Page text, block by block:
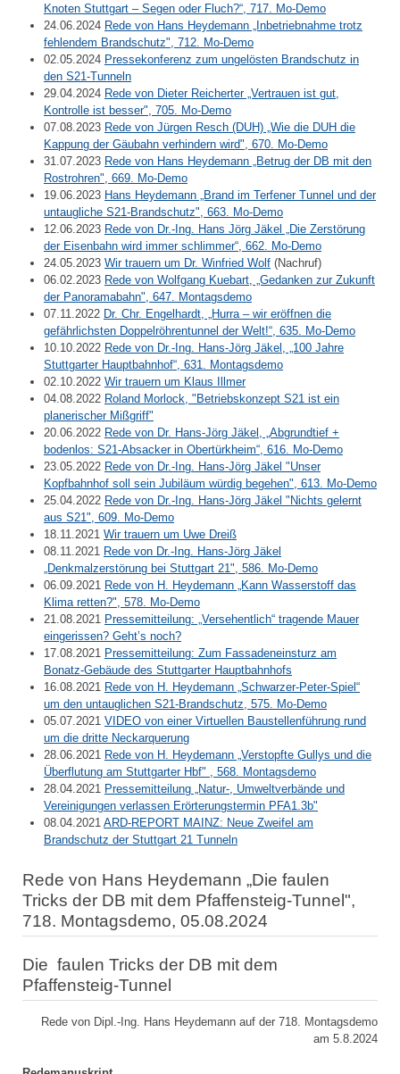
Knoten Stuttgart – Segen oder Fluch?“, 717. Mo-Demo
24.06.2024 Rede von Hans Heydemann „Inbetriebnahme trotz
fehlendem Brandschutz", 712. Mo-Demo
02.05.2024 Pressekonferenz zum ungelösten Brandschutz in
den S21-Tunneln
29.04.2024 Rede von Dieter Reicherter „Vertrauen ist gut,
Kontrolle ist besser", 705. Mo-Demo
07.08.2023 Rede von Jürgen Resch (DUH) „Wie die DUH die
Kappung der Gäubahn verhindern wird", 670. Mo-Demo
31.07.2023 Rede von Hans Heydemann „Betrug der DB mit den
Rostrohren", 669. Mo-Demo
19.06.2023 Hans Heydemann „Brand im Terfener Tunnel und der
untaugliche S21-Brandschutz", 663. Mo-Demo
12.06.2023 Rede von Dr.-Ing. Hans Jörg Jäkel „Die Zerstörung
der Eisenbahn wird immer schlimmer“, 662. Mo-Demo
24.05.2023 Wir trauern um Dr. Winfried Wolf (Nachruf)
06.02.2023 Rede von Wolfgang Kuebart, „Gedanken zur Zukunft
der Panoramabahn", 647. Montagsdemo
07.11.2022 Dr. Chr. Engelhardt, „Hurra – wir eröffnen die
gefährlichsten Doppelröhrentunnel der Welt!“, 635. Mo-Demo
10.10.2022 Rede von Dr.-Ing. Hans-Jörg Jäkel, „100 Jahre
Stuttgarter Hauptbahnhof“, 631. Montagsdemo
02.10.2022 Wir trauern um Klaus Illmer
04.08.2022 Roland Morlock, "Betriebskonzept S21 ist ein
planerischer Mißgriff"
20.06.2022 Rede von Dr. Hans-Jörg Jäkel, „Abgrundtief +
bodenlos: S21-Absacker in Obertürkheim“, 616. Mo-Demo
23.05.2022 Rede von Dr.-Ing. Hans-Jörg Jäkel "Unser
Kopfbahnhof soll sein Jubiläum würdig begehen", 613. Mo-Demo
25.04.2022 Rede von Dr.-Ing. Hans-Jörg Jäkel "Nichts gelernt
aus S21", 609. Mo-Demo
18.11.2021 Wir trauern um Uwe Dreiß
08.11.2021 Rede von Dr.-Ing. Hans-Jörg Jäkel
„Denkmalzerstörung bei Stuttgart 21", 586. Mo-Demo
06.09.2021 Rede von H. Heydemann „Kann Wasserstoff das
Klima retten?", 578. Mo-Demo
21.08.2021 Pressemitteilung: „Versehentlich“ tragende Mauer
eingerissen? Geht’s noch?
17.08.2021 Pressemitteilung: Zum Fassadeneinsturz am
Bonatz-Gebäude des Stuttgarter Hauptbahnhofs
16.08.2021 Rede von H. Heydemann „Schwarzer-Peter-Spiel“
um den untauglichen S21-Brandschutz, 575. Mo-Demo
05.07.2021 VIDEO von einer Virtuellen Baustellenführung rund
um die dritte Neckarquerung
28.06.2021 Rede von H. Heydemann „Verstopfte Gullys und die
Überflutung am Stuttgarter Hbf" , 568. Montagsdemo
28.04.2021 Pressemitteilung „Natur-, Umweltverbände und
Vereinigungen verlassen Erörterungstermin PFA1.3b"
08.04.2021 ARD-REPORT MAINZ: Neue Zweifel am
Brandschutz der Stuttgart 21 Tunneln
Rede von Hans Heydemann „Die faulen
Tricks der DB mit dem Pfaffensteig-Tunnel",
718. Montagsdemo, 05.08.2024
Die faulen Tricks der DB mit dem
Pfaffensteig-Tunnel
Rede von Dipl.-Ing. Hans Heydemann auf der 718. Montagsdemo
am 5.8.2024